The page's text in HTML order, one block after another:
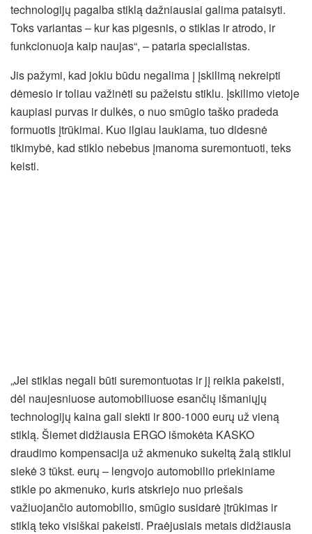
technologijų pagalba stiklą dažniausiai galima pataisyti.
Toks variantas – kur kas pigesnis, o stiklas ir atrodo, ir
funkcionuoja kaip naujas“, – pataria specialistas.
Jis pažymi, kad jokiu būdu negalima į įskilimą nekreipti
dėmesio ir toliau važinėti su pažeistu stiklu. Įskilimo vietoje
kaupiasi purvas ir dulkės, o nuo smūgio taško pradeda
formuotis įtrūkimai. Kuo ilgiau laukiama, tuo didesnė
tikimybė, kad stiklo nebebus įmanoma suremontuoti, teks
keisti.
„Jei stiklas negali būti suremontuotas ir jį reikia pakeisti,
dėl naujesniuose automobiliuose esančių išmaniųjų
technologijų kaina gali siekti ir 800-1000 eurų už vieną
stiklą. Šiemet didžiausia ERGO išmokėta KASKO
draudimo kompensacija už akmenuko sukeltą žalą stiklui
siekė 3 tūkst. eurų – lengvojo automobilio priekiniame
stikle po akmenuko, kuris atskriejo nuo priešais
važiuojančio automobilio, smūgio susidarė įtrūkimas ir
stiklą teko visiškai pakeisti. Praėjusiais metais didžiausia